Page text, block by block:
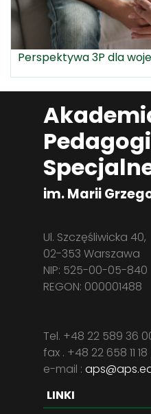
Perspektywa 3P dla
im. Marii
Ul. Szczęśliwicka 40,
02-353 Warszawa
NIP: 525-00-05-840
REGON: 000001488
Tel. +48 22 589 36
fax . +48 22 658 11
e-mail :
LINKI